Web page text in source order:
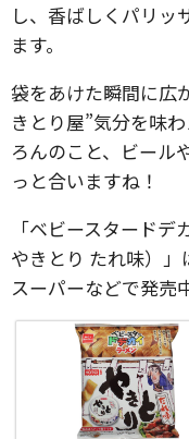
し、香ばしくパリッ
ます。
袋をあけた瞬間に広
きとり屋”気分を味
ろんのこと、ビール
っと合いますね！
「ベビースタード
やきとり たれ味）
スーパーなどで発売